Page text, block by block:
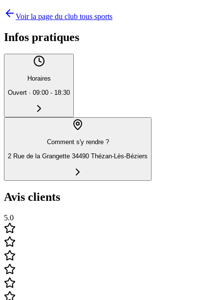
Voir la page du club tous sports
Infos pratiques
Horaires
Ouvert · 09:00 - 18:30
Comment s'y rendre ?
2 Rue de la Grangette 34490 Thézan-Lès-Béziers
Avis clients
5.0